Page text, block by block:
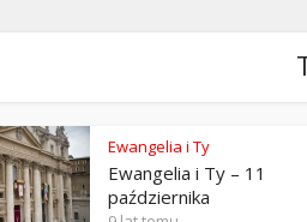
Ewangelia i Ty
Ewangelia i Ty – 11
października